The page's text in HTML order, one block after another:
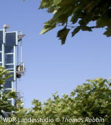
WDR-Landesstudio© Thomas Robbin